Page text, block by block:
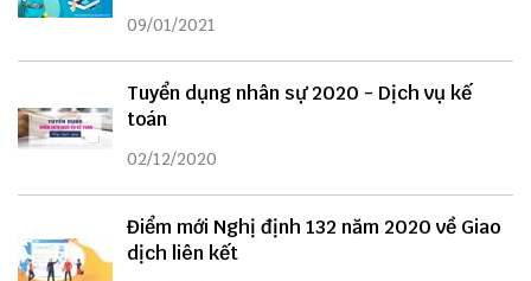
09/01/2021
Tuyển dụng nhân sự 2020 - Dịch vụ kế
toán
02/12/2020
Điểm mới Nghị định 132 năm 2020 về Giao
dịch liên kết